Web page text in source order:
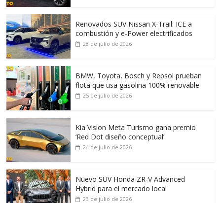
Renovados SUV Nissan X-Trail: ICE a
combustión y e-Power electrificados
28 de julio de 2026
BMW, Toyota, Bosch y Repsol prueban
flota que usa gasolina 100% renovable
25 de julio de 2026
Kia Vision Meta Turismo gana premio
‘Red Dot diseño conceptual’
24 de julio de 2026
Nuevo SUV Honda ZR-V Advanced
Hybrid para el mercado local
23 de julio de 2026